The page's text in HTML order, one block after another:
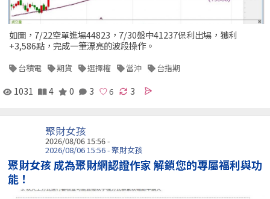
如圖，7/22空單進場44823，7/30盤中41237保利出場，獲利
+3,586點，完成一筆漂亮的波段操作。
台積電 期貨 選擇權 當沖 台指期
1031 4 0 3 3
聚財女孩
2026/08/06 15:56 -
2026/08/06 15:56 - 聚財女孩
聚財女孩 成為聚財網認證作家 解鎖您的專屬福利與功
能！